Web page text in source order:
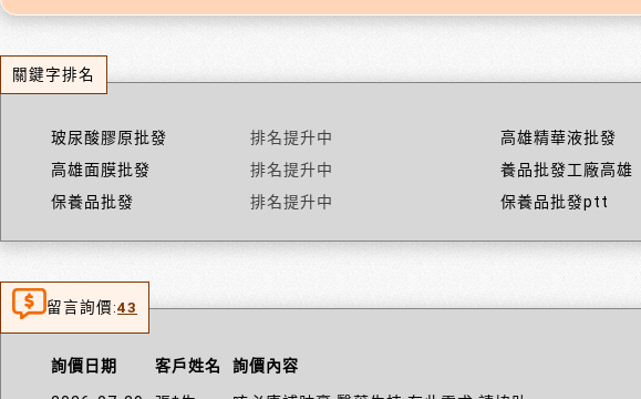
關鍵字排名
玻尿酸膠原批發 排名提升中 高雄精華液批發
高雄面膜批發
排名提升中 養品批發工廠高雄
保養品批發
排名提升中 保養品批發ptt
留言詢價:43
詢價日期 客戶姓名 詢價內容